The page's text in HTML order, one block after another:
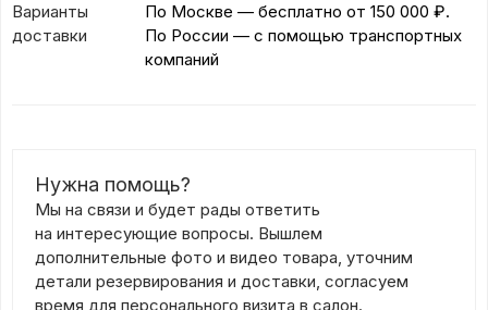
Варианты
доставки
По Москве — бесплатно от 150 000 ₽.
По России — с помощью транспортных
компаний
Нужна помощь?
Мы на связи и будет рады ответить
на интересующие вопросы. Вышлем
дополнительные фото и видео товара, уточним
детали резервирования и доставки, согласуем
время для персонального визита в салон.